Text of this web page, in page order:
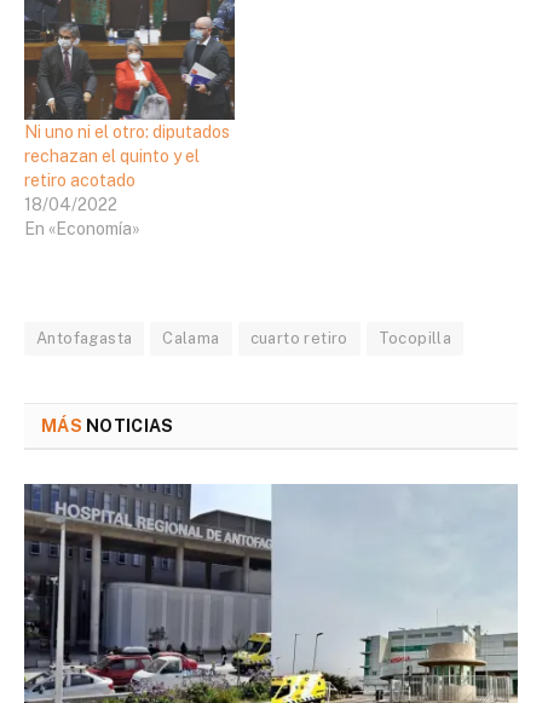
Ni uno ni el otro: diputados
rechazan el quinto y el
retiro acotado
18/04/2022
En «Economía»
Antofagasta Calama cuarto retiro Tocopilla
MÁS NOTICIAS